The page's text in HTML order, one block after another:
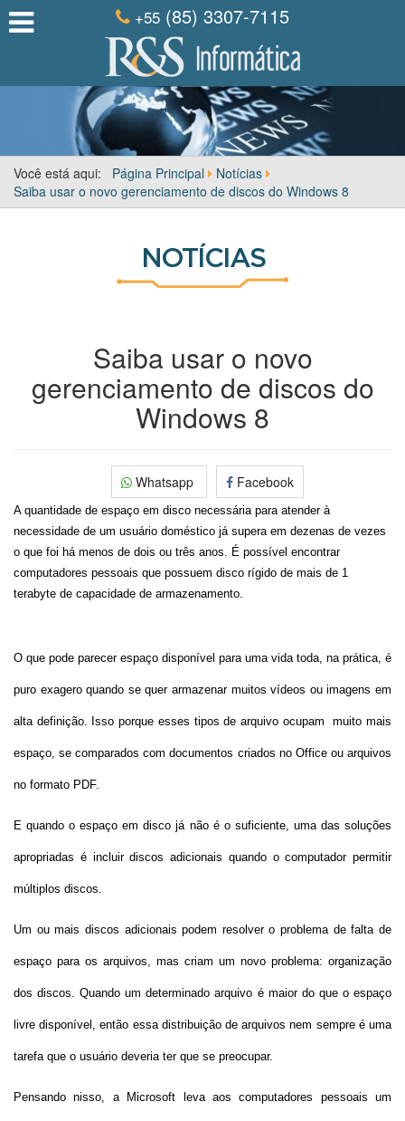
+55 (85) 3307-7115
Você está aqui: Página Principal
Notícias
Saiba usar o novo gerenciamento de discos do Windows 8
NOTÍCIAS
Saiba usar o novo
gerenciamento de discos do
Windows 8
Whatsapp Facebook
A quantidade de espaço em disco necessária para atender à
necessidade de um usuário doméstico já supera em dezenas de vezes
o que foi há menos de dois ou três anos. É possível encontrar
computadores pessoais que possuem disco rígido de mais de 1
terabyte de capacidade de armazenamento.
O que pode parecer espaço disponível para uma vida toda, na prática, é
puro exagero quando se quer armazenar muitos vídeos ou imagens em
alta definição. Isso porque esses tipos de arquivo ocupam muito mais
espaço, se comparados com documentos criados no Office ou arquivos
no formato PDF.
E quando o espaço em disco já não é o suficiente, uma das soluções
apropriadas é incluir discos adicionais quando o computador permitir
múltiplos discos.
Um ou mais discos adicionais podem resolver o problema de falta de
espaço para os arquivos, mas criam um novo problema: organização
dos discos. Quando um determinado arquivo é maior do que o espaço
livre disponível, então essa distribuição de arquivos nem sempre é uma
tarefa que o usuário deveria ter que se preocupar.
Pensando nisso, a Microsoft leva aos computadores pessoais um